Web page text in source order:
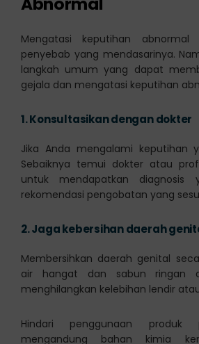
Mengatasi keputihan abnormal
penyebab yang mendasarinya.
langkah umum yang dapat
gejala dan mengatasi keputihan
1.Konsultasikan dengan dokter
Jika Anda mengalami keputihan
Sebaiknya temui dokter atau
untuk mendapatkan diagnosis
rekomendasi pengobatan yang
2.Jaga kebersihan daerah
Membersihkan daerah genital
air hangat dan sabun ringan
menghilangkan kelebihan lendir
Hindari penggunaan produk
mengandung bahan kimia